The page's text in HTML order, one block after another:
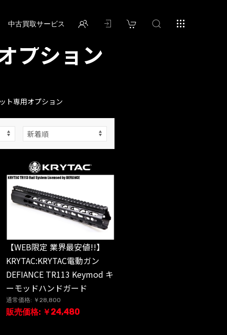
中古買取サービス
プション
ト専用オプション
【WEB限定 業界最安値!!】
KRYTAC:KRYTAC電動ガン
DEFIANCE TR113 Keymod キ
ーモッドハンドガード
通常価格: ￥28,800
販売価格: ￥24,480